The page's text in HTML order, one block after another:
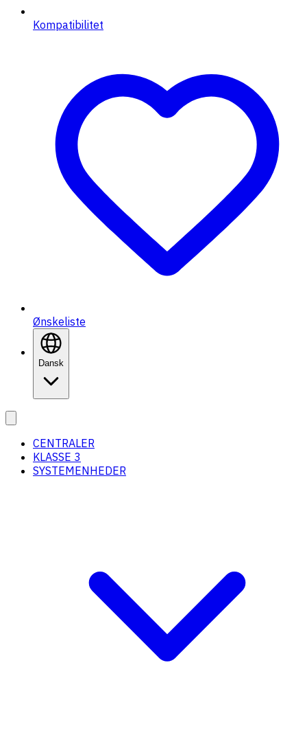
Kompatibilitet
Ønskeliste
Dansk
CENTRALER
KLASSE 3
SYSTEMENHEDER